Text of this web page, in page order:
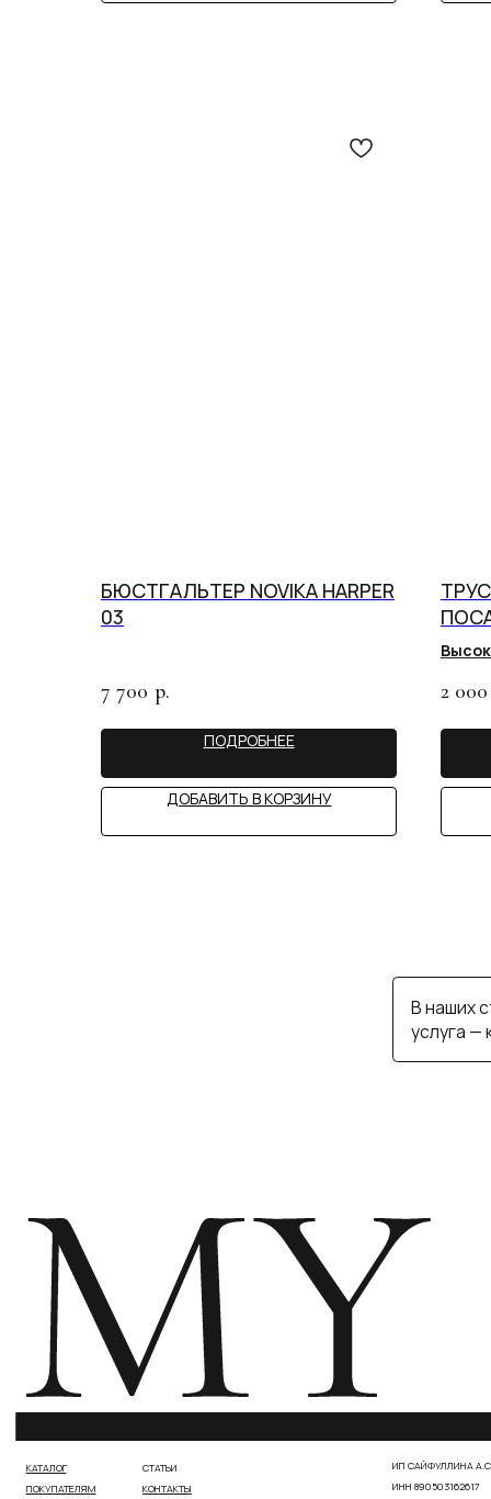
БЮСТГАЛЬТЕР NOVIKA HARPER
03
7 700 р.
ПОДРОБНЕЕ
ДОБАВИТЬ В КОРЗИНУ
SKIN
2 000
В наших
РАЗРАБОТКА САЙТА МАРИЯ РОМАНЕНКО